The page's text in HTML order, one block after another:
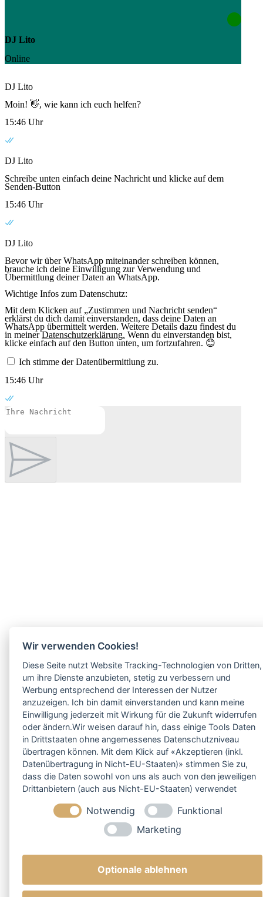
Wir verwenden Cookies!
Diese Seite nutzt Website Tracking-Technologien von Dritten,
um ihre Dienste anzubieten, stetig zu verbessern und
Werbung entsprechend der Interessen der Nutzer
anzuzeigen. Ich bin damit einverstanden und kann meine
Einwilligung jederzeit mit Wirkung für die Zukunft widerrufen
oder ändern.Wir weisen darauf hin, dass einige Tools Daten
in Drittstaaten ohne angemessenes Datenschutzniveau
übertragen können. Mit dem Klick auf «Akzeptieren (inkl.
Datenübertragung in Nicht-EU-Staaten)» stimmen Sie zu,
dass die Daten sowohl von uns als auch von den jeweiligen
Drittanbietern (auch aus Nicht-EU-Staaten) verwendet
selbstverständlich jederzeit ändern.
Notwendig
Funktional
Marketing
Optionale ablehnen
DJ Lito
Online
DJ Lito
Moin! 👋, wie kann ich euch helfen?
15:46 Uhr
DJ Lito
Schreibe unten einfach deine Nachricht und klicke auf dem
Senden-Button
15:46 Uhr
DJ Lito
Bevor wir über WhatsApp miteinander schreiben können,
brauche ich deine Einwilligung zur Verwendung und
Übermittlung deiner Daten an WhatsApp.
Wichtige Infos zum Datenschutz:
Mit dem Klicken auf „Zustimmen und Nachricht senden“
erklärst du dich damit einverstanden, dass deine Daten an
WhatsApp übermittelt werden. Weitere Details dazu findest du
in meinerDatenschutzerklärung. Wenn du einverstanden bist,
klicke einfach auf den Button unten, um fortzufahren. 😊
Ich stimme der Datenübermittlung zu.
15:46 Uhr